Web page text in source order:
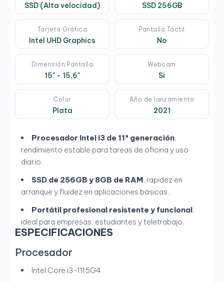
SSD (Alta velocidad) SSD 256GB
Tarjeta Gráfica
Intel UHD Graphics
Pantalla Táctil
No
Dimensión Pantalla
15" - 15,6"
Webcam
Si
Color
Plata
Año de lanzamiento
2021
Procesador Intel i3 de 11ª generación,
rendimiento estable para tareas de oficina y uso
diario.
SSD de 256GB y 8GB de RAM, rapidez en
arranque y fluidez en aplicaciones básicas.
Portátil profesional resistente y funcional,
ideal para empresas, estudiantes y teletrabajo.
ESPECIFICACIONES
Procesador
Intel Core i3-1115G4